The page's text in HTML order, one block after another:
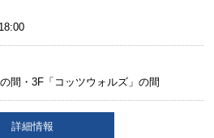
間・3F「コッツウォルズ」の間
詳細情報